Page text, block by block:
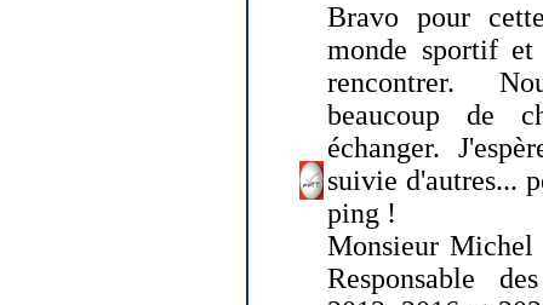
Bravo pour
monde sportif
rencontrer.
beaucoup de
échanger.
suivie d'autres...
ping !
Monsieur
Responsable